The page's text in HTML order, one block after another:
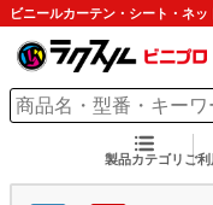
ビニールカーテン・シート・ネ
製品カテゴリ ご